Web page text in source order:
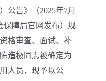
公告》（2025年7月
保障局官网发布）规
格审查、面试、补
造极同志被确定为
人员，现予以公